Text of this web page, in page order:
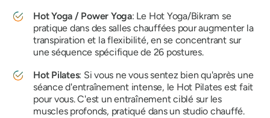
Hot Yoga / Power Yoga: Le Hot Yoga/Bikram se
pratique dans des salles chauffées pour augmenter la
transpiration et la flexibilité, en se concentrant sur
une séquence spécifique de 26 postures.
Hot Pilates: Si vous ne vous sentez bien qu'après une
séance d'entraînement intense, le Hot Pilates est fait
pour vous. C'est un entraînement ciblé sur les
muscles profonds, pratiqué dans un studio chauffé.